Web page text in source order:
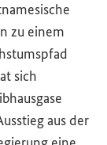
zu einem
sich
aus der